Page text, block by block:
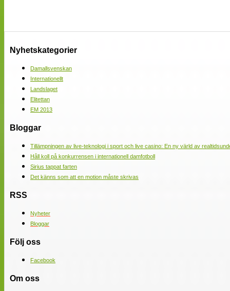
Nyhetskategorier
Damallsvenskan
Internationellt
Landslaget
Elitettan
EM 2013
Bloggar
Tillämpningen av live-teknologi i sport och live casino: En ny värld av
Håll koll på konkurrensen i internationell damfotboll
Sirius tappat farten
Det känns som att en motion måste skrivas
RSS
Nyheter
Bloggar
Följ oss
Facebook
Om oss